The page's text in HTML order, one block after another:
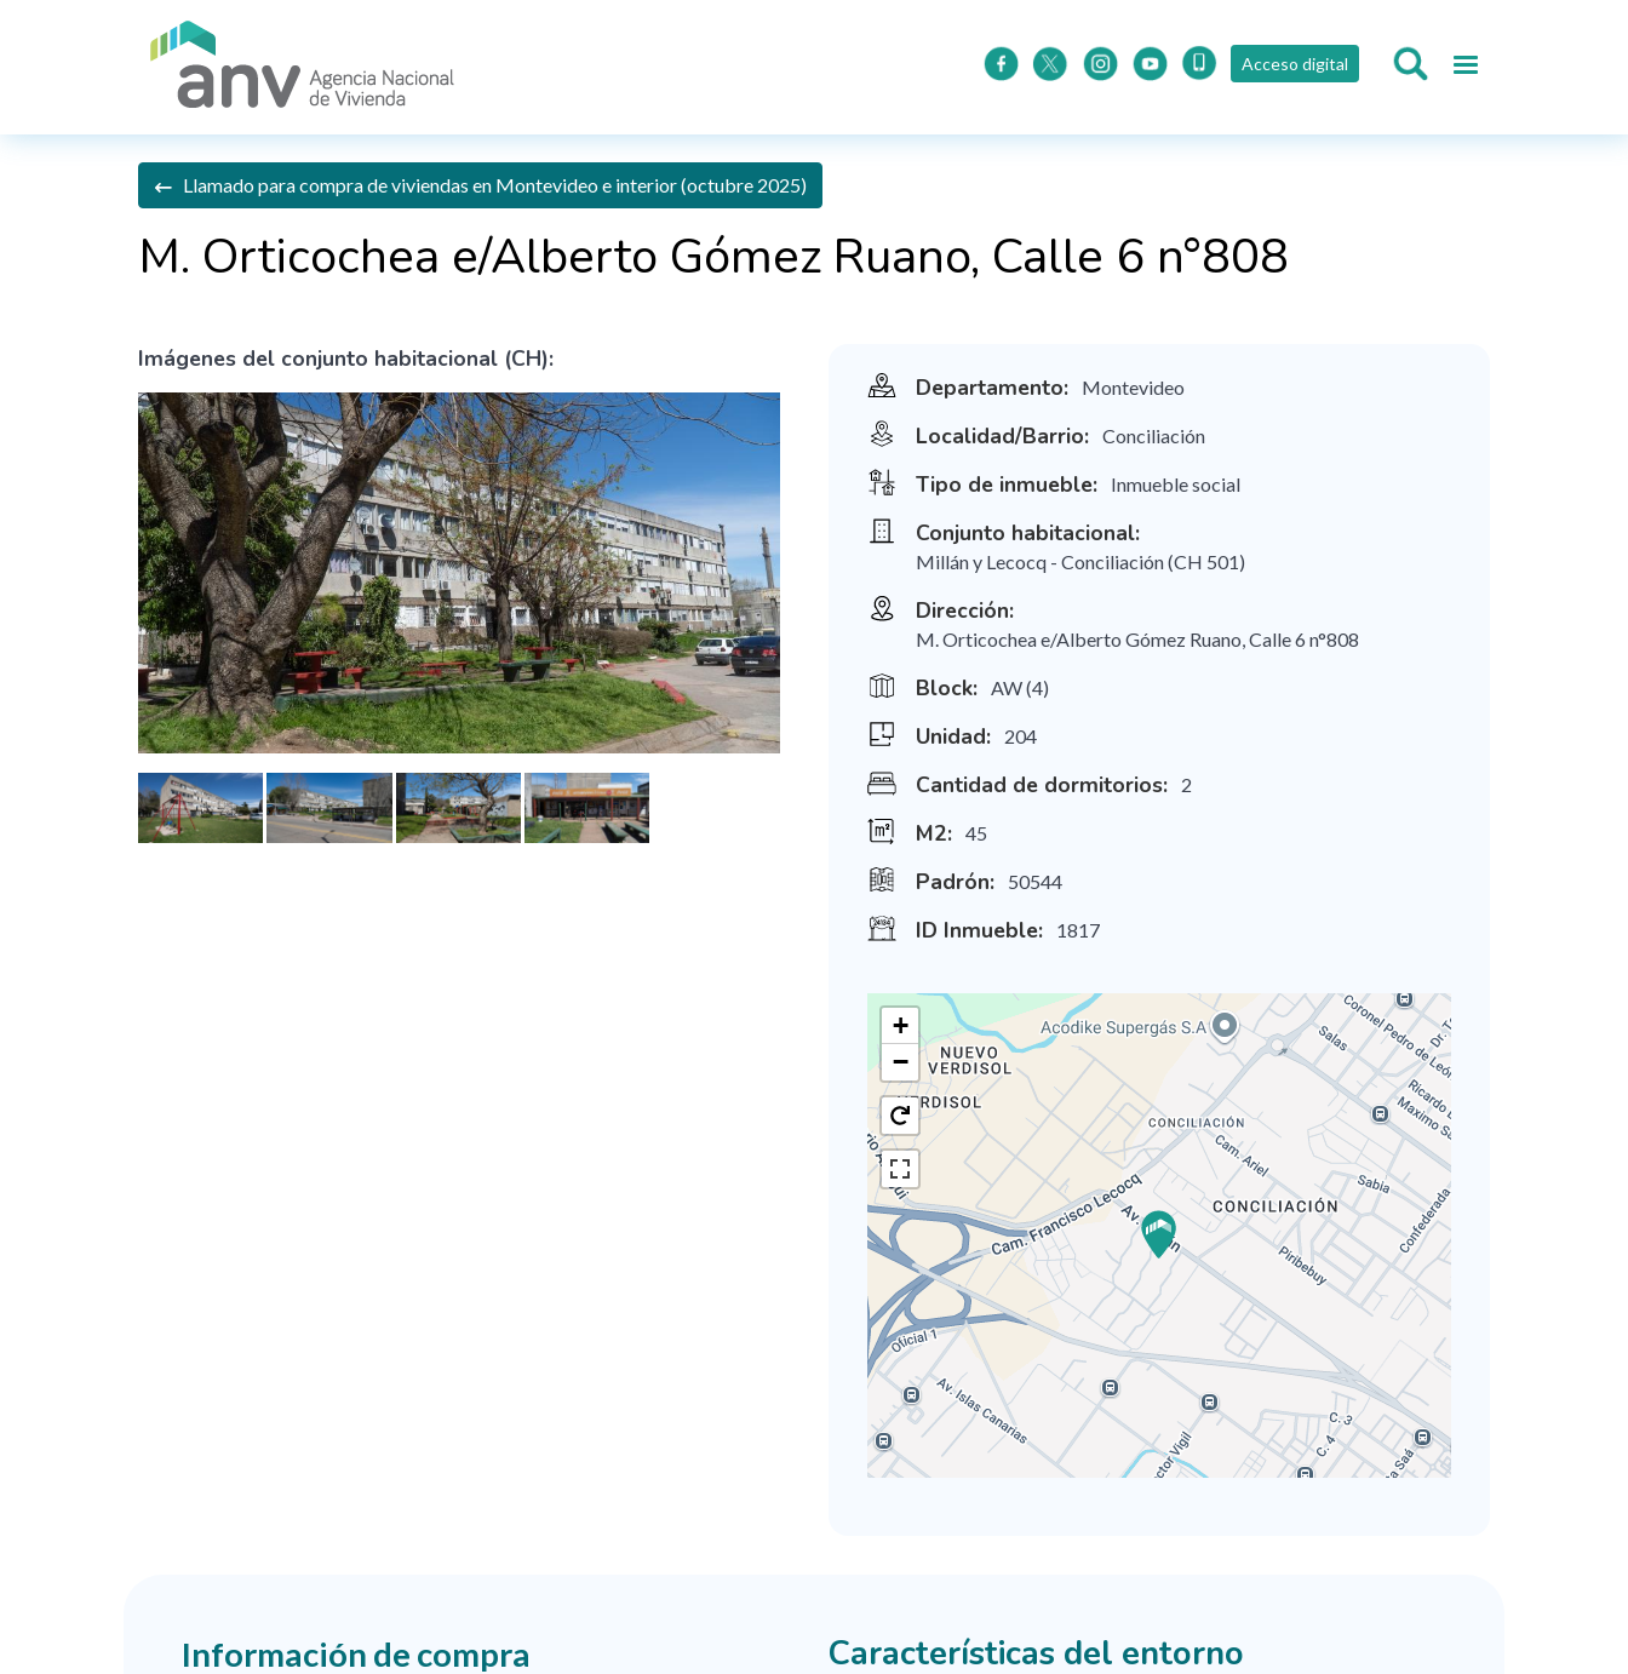
Acceso digital
Llamado para compra de viviendas en Montevideo e interior (octubre 2025)
M. Orticochea e/Alberto Gómez Ruano, Calle 6 n°808
Imágenes del conjunto habitacional (CH):
Departamento:
Montevideo
Localidad/Barrio: Conciliación
Tipo de inmueble: Inmueble social
Conjunto habitacional:
Millán y Lecocq - Conciliación (CH 501)
Dirección:
M. Orticochea e/Alberto Gómez Ruano, Calle 6 n°808
Block: AW (4)
Unidad: 204
Cantidad de dormitorios: 2
M2: 45
Padrón: 50544
ID Inmueble: 1817
+
−
Información de compra Características del entorno